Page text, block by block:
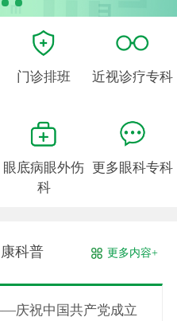
门诊排班 近视诊疗专科
眼底病眼外伤
科
更多眼科专科
科普 更多内容+